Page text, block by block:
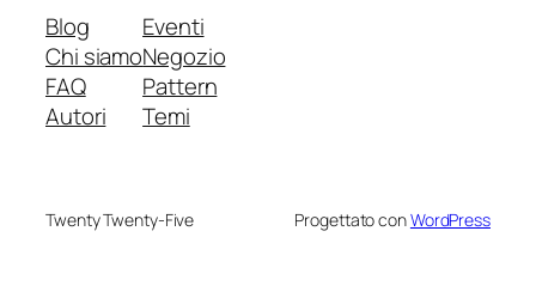
Blog
Chi siamo
FAQ
Autori
Eventi
Negozio
Pattern
Temi
Twenty Twenty-Five Progettato conWordPress